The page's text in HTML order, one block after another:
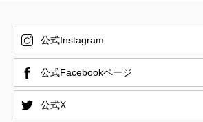
公式Instagram
公式Facebookページ
公式X